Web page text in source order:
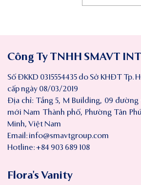
Công Ty TNHH SMAVT
Số ĐKKD 0315554435 do Sở KHĐT Tp.
cấp ngày 08/03/2019
Địa chỉ: Tầng 5, M Building, 09
mới Nam Thành phố, Phường Tân
Minh, Việt Nam
Email: info@smavtgroup.com
Hotline: +84 903 689 108
Flora’s Vanity